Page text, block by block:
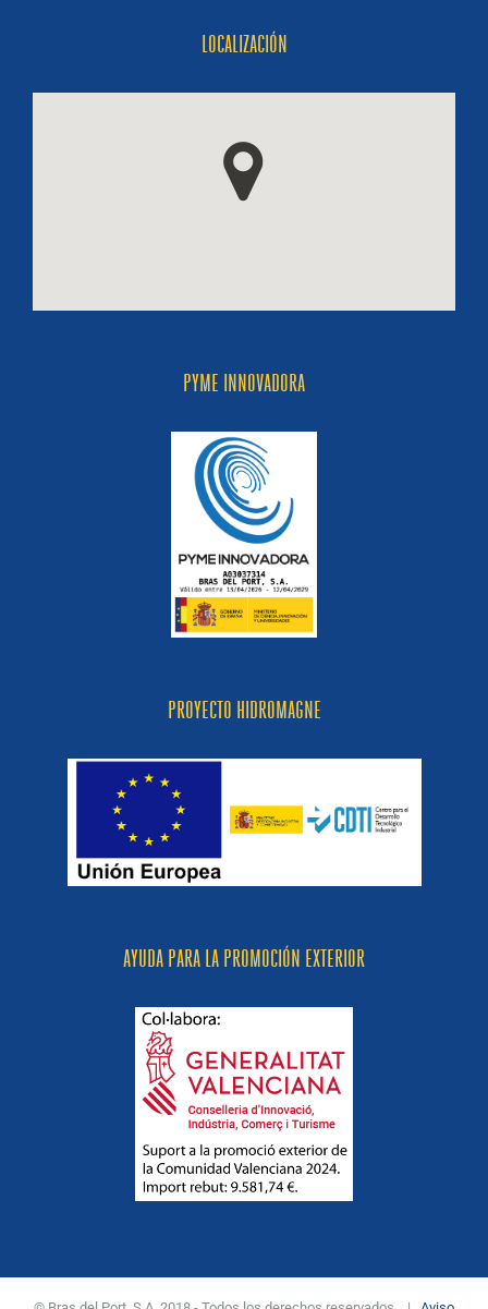
LOCALIZACIÓN
PYME INNOVADORA
PROYECTO HIDROMAGNE
AYUDA PARA LA PROMOCIÓN EXTERIOR